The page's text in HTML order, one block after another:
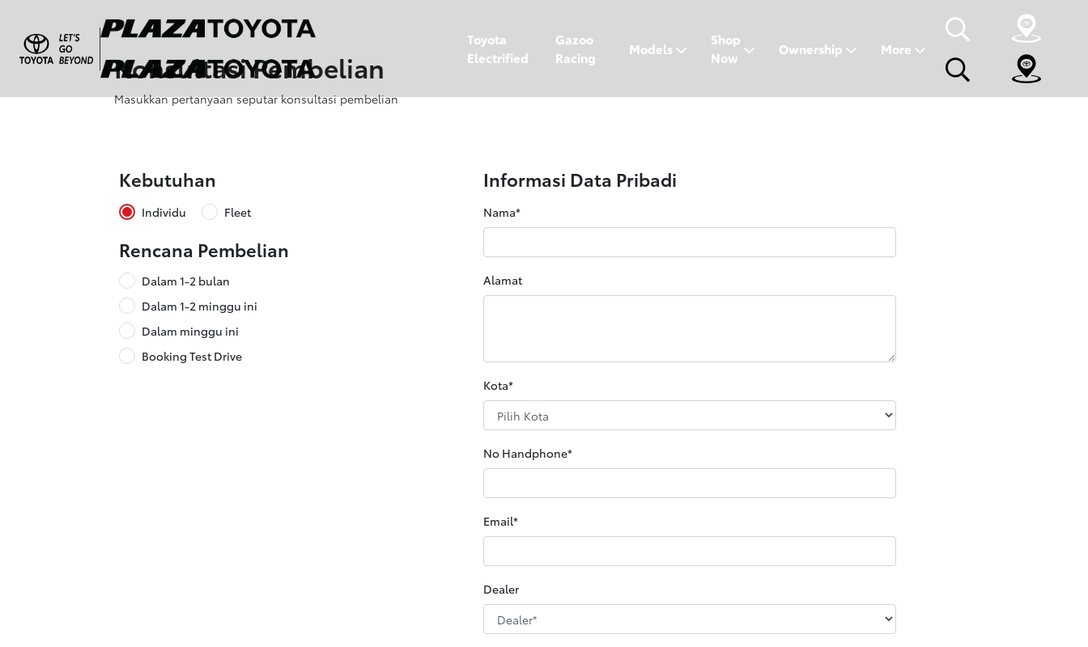
Toyota
Electrified
Gazoo
Racing
Models
Shop
Now
Ownership More
Konsultasi Pembelian
Masukkan pertanyaan seputar konsultasi pembelian
Kebutuhan
Individu Fleet
Rencana Pembelian
Dalam 1-2 bulan
Dalam 1-2 minggu ini
Dalam minggu ini
Booking Test Drive
Informasi Data Pribadi
Nama*
Alamat
Kota*
No Handphone*
Email*
Dealer